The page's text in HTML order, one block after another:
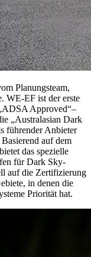
Planungsteam,
WE-EF ist der erste
Approved“–
„Australasian Dark
führender Anbieter
auf dem
das spezielle
für Dark Sky-
auf die Zertifizierung
in denen die
Priorität hat.